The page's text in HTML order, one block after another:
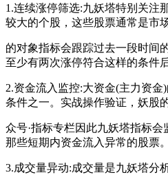
1.连续涨停筛选:九妖塔特别关注
较大的个股，这些股票通常是市
的对象指标会跟踪过去一段时间
至少有两次涨停符合这样的条件
2.资金流入监控:大资金(主力资
条件之一。实战操作验证，妖股
众号·指标专栏因此九妖塔指标会
那些短期内资金流入异常的股票。
3.成交量异动:成交量是九妖塔分